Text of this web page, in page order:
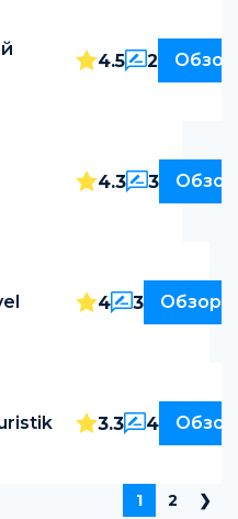
4.5 2 Обзор
4.3 3 Обзор
4 3 Обзор
3.3 4 Обзор
1 2 ❯